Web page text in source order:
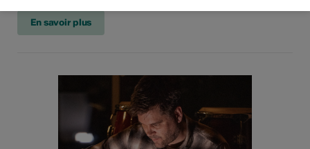
En savoir plus